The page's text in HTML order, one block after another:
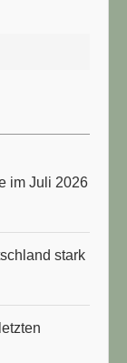
im Juli 2026
stark